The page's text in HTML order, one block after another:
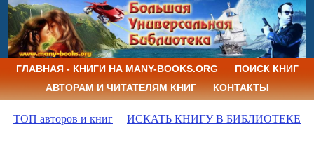
ГЛАВНАЯ - КНИГИ НА MANY-BOOKS.ORG
ПОИСК КНИГ
АВТОРАМ И ЧИТАТЕЛЯМ КНИГ
КОНТАКТЫ
ТОП авторов и книг ИСКАТЬ КНИГУ В БИБЛИОТЕКЕ